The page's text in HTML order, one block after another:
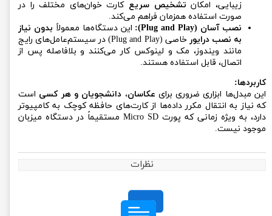
زیبایی، امکان تشخیص سریع کارت خوان‌های مختلف را در
صورت استفاده همزمان فراهم می‌کند.
نصب آسان (Plug and Play):
این دستگاه‌ها معمولاً بدون نیاز
به نصب درایور
خاصی (Plug and Play) در سیستم‌عامل‌های رایج
مانند ویندوز، مک و لینوکس کار می‌کنند و بلافاصله پس از
اتصال، قابل استفاده هستند.
کاربردها:
این مبدل‌ها ابزاری ضروری برای عکاسان، دانشجویان و هر کسی است
که نیاز به انتقال مکرر داده‌ها از کارت‌های حافظه کوچک به کامپیوتر
دارد، به ویژه زمانی که پورت Micro SD مستقیماً در دستگاه میزبان
موجود نیست.
نظرات